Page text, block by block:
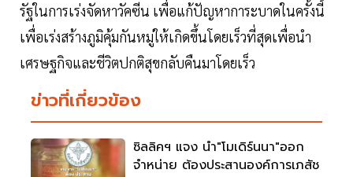
รัฐในการเร่งจัดหาวัคซีน เพื่อแก้ปัญหาการะบาดในครั้งนี้
เพื่อเร่งสร้างภูมิคุ้มกันหมู่ให้เกิดขึ้นโดยเร็วที่สุดเพื่อนำ
เศรษฐกิจและชีวิตปกติสุขกลับคืนมาโดยเร็ว
ข่าวที่เกี่ยวข้อง
ซิลลิคฯ แจง นำ"โมเดิร์นนา"ออก
จำหน่าย ต้องประสานองค์การเภสัช